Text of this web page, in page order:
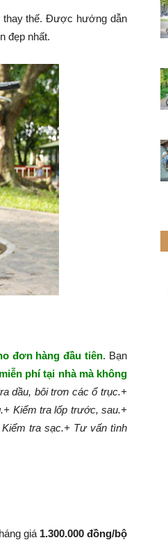
thay thế. Được hướng dẫn
đẹp nhất.
đơn hàng đầu tiên. Bạn
phí tại nhà mà không
dầu, bôi trơn các ổ trục.+
+ Kiểm tra lốp trước, sau.+
Kiểm tra sạc.+ Tư vấn tình
giá 1.300.000 đồng/bộ